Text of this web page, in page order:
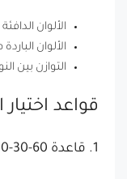
الألوان
الألوان
التوازن بين
قواعد اختيار
1. قاعدة 60-30-10